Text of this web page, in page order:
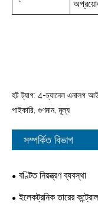
হট ট্যাগ: 4-চ্যানেল এনালগ
পাইকারি, গুণমান, মূল্য
সম্পর্কিত বিভাগ
বণ্টিত নিয়ন্ত্রণ ব্যবস্থা
ইলেকট্রনিক তারের